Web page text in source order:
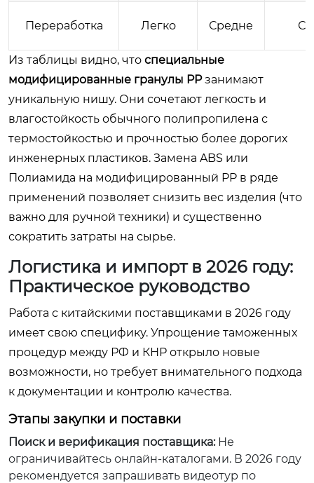
Переработка Легко Средне
Из таблицы видно, что специальные
модифицированные гранулы PPзанимают
уникальную нишу. Они сочетают легкость и
влагостойкость обычного полипропилена с
термостойкостью и прочностью более дорогих
инженерных пластиков. Замена ABS или
Полиамида на модифицированный PP в ряде
применений позволяет снизить вес изделия (что
важно для ручной техники) и существенно
сократить затраты на сырье.
Логистика и импорт в 2026 году:
Практическое руководство
Работа с китайскими поставщиками в 2026 году
имеет свою специфику. Упрощение таможенных
процедур между РФ и КНР открыло новые
возможности, но требует внимательного подхода
к документации и контролю качества.
Этапы закупки и поставки
Поиск и верификация поставщика:Не
ограничивайтесь онлайн-каталогами. В 2026 году
рекомендуется запрашивать видеотур по